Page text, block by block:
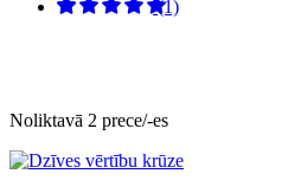
(1)
Noliktavā 2 prece/-es